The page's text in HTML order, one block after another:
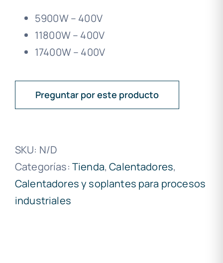
5900W – 400V
11800W – 400V
17400W – 400V
Preguntar por este producto
SKU: N/D
Categorías: Tienda,Calentadores,
Calentadores y soplantes para procesos
industriales